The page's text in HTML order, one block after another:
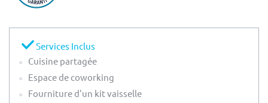
Services Inclus
Cuisine partagée
Espace de coworking
Fourniture d'un kit vaisselle